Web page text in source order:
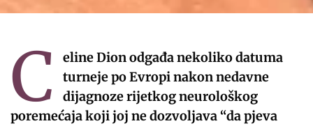
C
eline Dion odgađa nekoliko datuma
turneje po Evropi nakon nedavne
dijagnoze rijetkog neurološkog
poremećaja koji joj ne dozvoljava “da pjeva